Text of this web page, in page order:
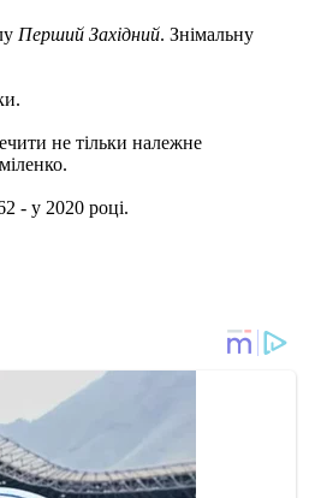
Перший Західний. Знімальну
не тільки належне
- у 2020 році.